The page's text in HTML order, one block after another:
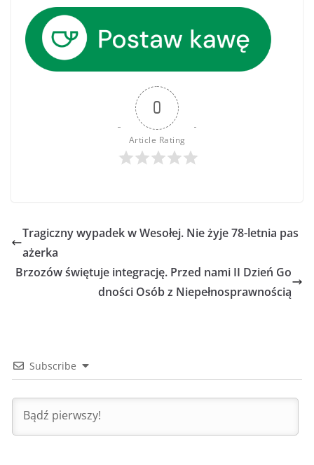
0
Article Rating
Tragiczny wypadek w Wesołej. Nie żyje 78-letnia pas
ażerka
Brzozów świętuje integrację. Przed nami II Dzień Go
dności Osób z Niepełnosprawnością
Subscribe